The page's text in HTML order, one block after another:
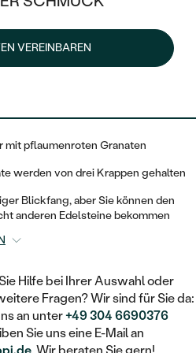
HILFT
VEREINBAREN Lieferoptionen
pflaumenroten Granaten
werden von drei Krappen gehalten
Blickfang, aber Sie können den
anderen Edelsteine bekommen
Hilfe bei Ihrer Auswahl oder
Fragen? Wir sind für Sie da:
an unter+49 304 6690376
Sie uns eine E-Mail an